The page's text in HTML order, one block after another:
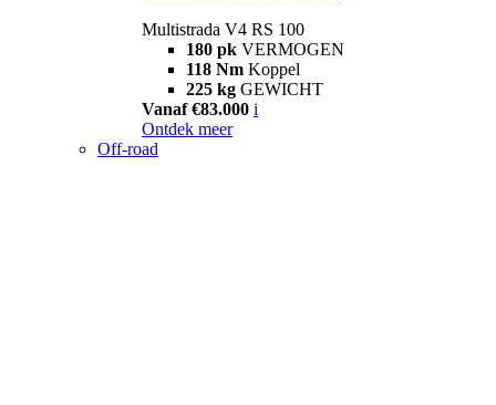
Multistrada V4 RS 100
180 pk VERMOGEN
118 Nm Koppel
225 kg GEWICHT
Vanaf €83.000 i
Ontdek meer
Off-road